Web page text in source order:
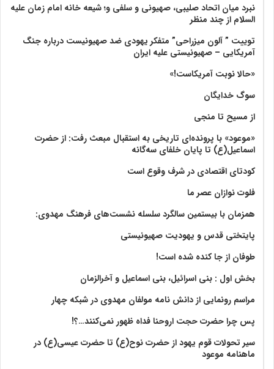
نبرد میان اتحاد صلیبی، صهیونی و سلفی و؛ شیعه خانه امام زمان علیه
السلام از چند منظر
توییت ” آلون میزراحی” متفکر یهودی ضد صهیونیست درباره جنگ
آمریکایی – صهیونیستی علیه ایران
«حالا نوبت آمریکاست!»
سوگ خدایگان
از مسیح تا منجی
«موعود» با پرونده‌ای تاریخی به استقبال مبعث رفت: از حضرت
اسماعیل(ع) تا پایان خلفای سه‌گانه
کودتای اقتصادی در شرف وقوع است
فلوت نوازان عصر ما
همزمان با بیستمین سالگرد سلسله نشست‌های فرهنگ مهدوی:‌
پایتختی قدس و یهودیت صهیونیستی
طوفان از جا کنده شده است!
بخش اول : بنی اسرائیل، بنی اسماعیل و آخرالزمان
مراسم رونمایی از دانش نامه مولفان مهدوی در شبکه چهار
پس چرا حضرت حجت اروحنا فداه ظهور نمی‌کنند…؟!
سیر تحولات قوم یهود از حضرت نوح(ع) تا حضرت عیسی(ع) در
ماهنامه موعود